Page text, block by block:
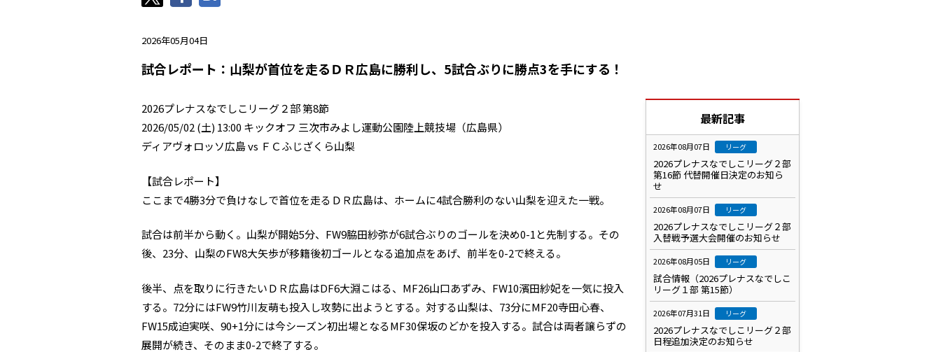
2026年05月04日
試合レポート：山梨が首位を走るＤＲ広島に勝利し、5試合ぶりに勝点3を手にする！
2026プレナスなでしこリーグ２部 第8節
2026/05/02 (土) 13:00 キックオフ 三次市みよし運動公園陸上競技場（広島県）
ディアヴォロッソ広島 vs ＦＣふじざくら山梨
【試合レポート】
ここまで4勝3分で負けなしで首位を走るＤＲ広島は、ホームに4試合勝利のない山梨を迎えた一戦。
試合は前半から動く。山梨が開始5分、FW9脇田紗弥が6試合ぶりのゴールを決め0-1と先制する。その
後、23分、山梨のFW8大矢歩が移籍後初ゴールとなる追加点をあげ、前半を0-2で終える。
後半、点を取りに行きたいＤＲ広島はDF6大淵こはる、MF26山口あずみ、FW10濱田紗妃を一気に投入
する。72分にはFW9竹川友萌も投入し攻勢に出ようとする。対する山梨は、73分にMF20寺田心春、
FW15成迫実咲、90+1分には今シーズン初出場となるMF30保坂のどかを投入する。試合は両者譲らずの
展開が続き、そのまま0-2で終了する。
最新記事
2026年08月07日 リーグ
2026プレナスなでしこリーグ２部
第16節 代替開催日決定のお知ら
せ
2026年08月07日 リーグ
2026プレナスなでしこリーグ２部
入替戦予選大会開催のお知らせ
2026年08月05日 リーグ
試合情報（2026プレナスなでしこ
リーグ１部 第15節）
2026年07月31日 リーグ
2026プレナスなでしこリーグ２部
日程追加決定のお知らせ